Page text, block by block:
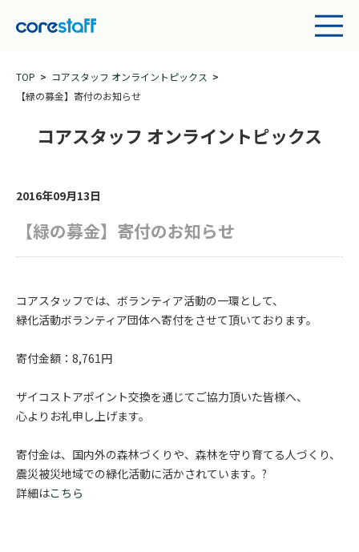
TOP
コアスタッフ オンライントピックス
【緑の募金】寄付のお知らせ
コアスタッフ オンライントピックス
2016年09月13日
【緑の募金】寄付のお知らせ
コアスタッフでは、ボランティア活動の一環として、
緑化活動ボランティア団体へ寄付をさせて頂いております。
寄付金額：8,761円
ザイコストアポイント交換を通じてご協力頂いた皆様へ、
心よりお礼申し上げます。
寄付金は、国内外の森林づくりや、森林を守り育てる人づくり、
震災被災地域での緑化活動に活かされています。?
詳細はこちら